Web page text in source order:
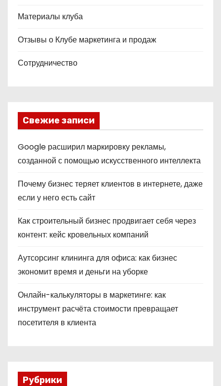
Материалы клуба
Отзывы о Клубе маркетинга и продаж
Сотрудничество
Свежие записи
Google расширил маркировку рекламы,
созданной с помощью искусственного интеллекта
Почему бизнес теряет клиентов в интернете, даже
если у него есть сайт
Как строительный бизнес продвигает себя через
контент: кейс кровельных компаний
Аутсорсинг клининга для офиса: как бизнес
экономит время и деньги на уборке
Онлайн-калькуляторы в маркетинге: как
инструмент расчёта стоимости превращает
посетителя в клиента
Рубрики